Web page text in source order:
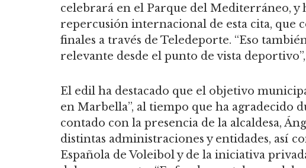
celebrará en el Parque del Mediterráneo, y
repercusión internacional de esta cita, que
finales a través de Teledeporte. “Eso
relevante desde el punto de vista
El edil ha destacado que el objetivo
en Marbella”, al tiempo que ha agradecido
contado con la presencia de la alcaldesa,
distintas administraciones y entidades, así
Española de Voleibol y de la iniciativa